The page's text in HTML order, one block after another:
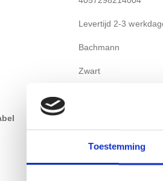
Toestemming
Levertijd 2-3
Bachmann
Zwart
Kunststof
CE-gecertificeerd